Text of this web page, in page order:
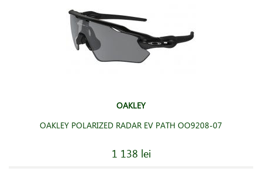
OAKLEY
OAKLEY POLARIZED RADAR EV PATH OO9208-07
1 138 lei